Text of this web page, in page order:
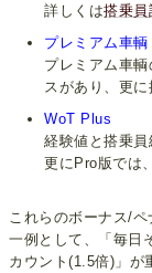
詳しくは搭乗員
プレミアム車輌
プレミアム車
スがあり、更
WoT Plus
経験値と搭乗員
更にPro版では
これらのボーナス/ペ
一例として、「毎日
カウント(1.5倍)」が